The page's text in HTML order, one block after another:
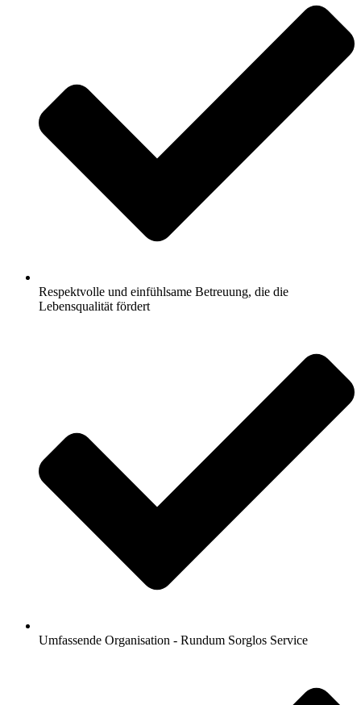
Respektvolle und einfühlsame Betreuung, die die
Lebensqualität fördert
Umfassende Organisation - Rundum Sorglos Service